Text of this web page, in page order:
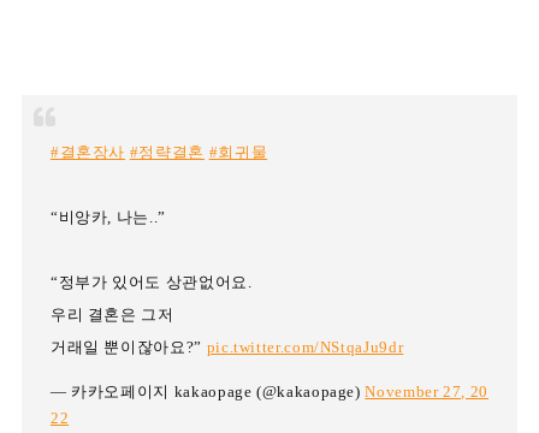
#결혼장사 #정략결혼 #회귀물
“비앙카, 나는..”
“정부가 있어도 상관없어요.
우리 결혼은 그저
거래일 뿐이잖아요?” pic.twitter.com/NStqaJu9dr
— 카카오페이지 kakaopage (@kakaopage)November 27, 20
22